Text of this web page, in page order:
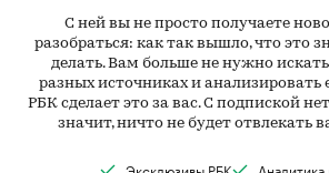
С ней вы не просто получаете
разобраться: как так вышло, что это
делать. Вам больше не нужно
разных источниках и
РБК сделает это за вас. С подпиской
значит, ничто не будет отвлекать